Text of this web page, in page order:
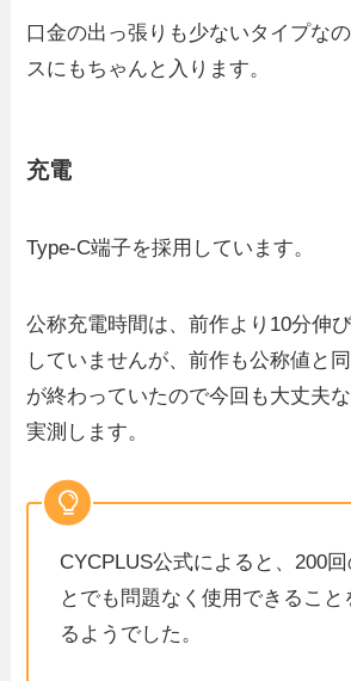
口金の出っ張りも少ないタイプな
スにもちゃんと入ります。
充電
Type-C端子を採用しています。
公称充電時間は、前作より10分伸
していませんが、前作も公称値と
が終わっていたので今回も大丈夫
実測します。
CYCPLUS公式によると、200
とでも問題なく使用できること
るようでした。